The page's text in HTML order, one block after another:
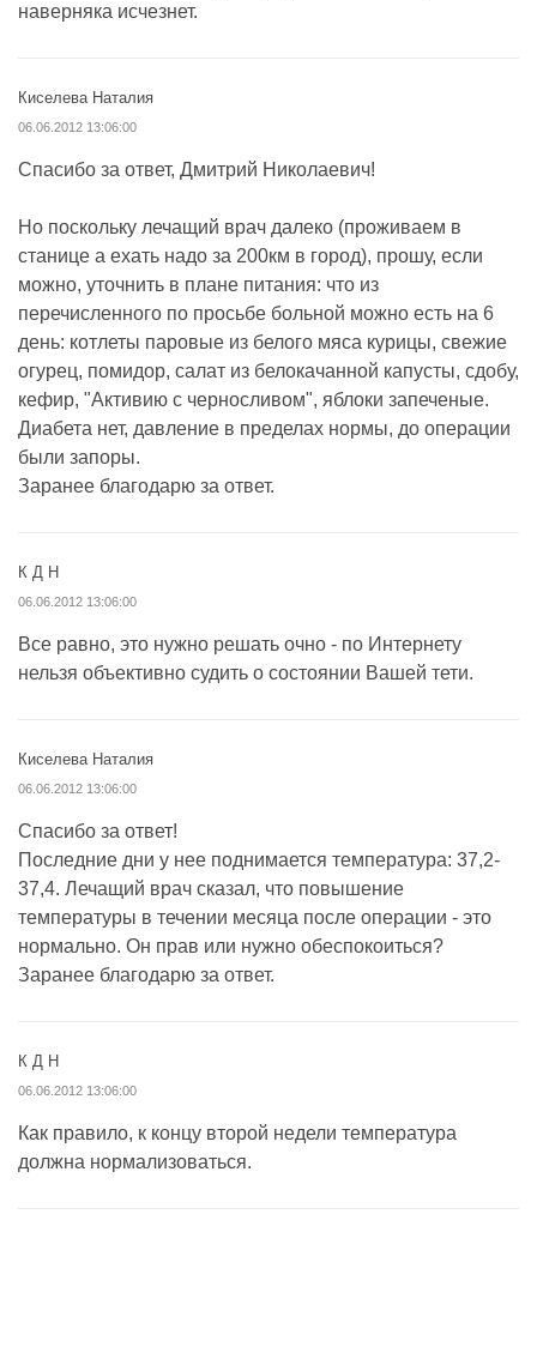
наверняка исчезнет.
Киселева Наталия
06.06.2012 13:06:00
Спасибо за ответ, Дмитрий Николаевич!
Но поскольку лечащий врач далеко (проживаем в
станице а ехать надо за 200км в город), прошу, если
можно, уточнить в плане питания: что из
перечисленного по просьбе больной можно есть на 6
день: котлеты паровые из белого мяса курицы, свежие
огурец, помидор, салат из белокачанной капусты, сдобу,
кефир, "Активию с черносливом", яблоки запеченые.
Диабета нет, давление в пределах нормы, до операции
были запоры.
Заранее благодарю за ответ.
К Д Н
06.06.2012 13:06:00
Все равно, это нужно решать очно - по Интернету
нельзя объективно судить о состоянии Вашей тети.
Киселева Наталия
06.06.2012 13:06:00
Спасибо за ответ!
Последние дни у нее поднимается температура: 37,2-
37,4. Лечащий врач сказал, что повышение
температуры в течении месяца после операции - это
нормально. Он прав или нужно обеспокоиться?
Заранее благодарю за ответ.
К Д Н
06.06.2012 13:06:00
Как правило, к концу второй недели температура
должна нормализоваться.